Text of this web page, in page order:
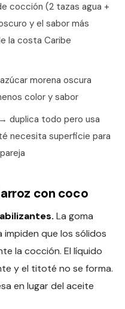
cocción (2 tazas agua +
y el sabor más
la costa Caribe
morena oscura
color y sabor
→ duplica todo pero usa
necesita superficie para
con coco
La goma
que los sólidos
la cocción. El líquido
y el titoté no se forma.
en lugar del aceite